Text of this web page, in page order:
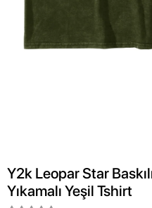
Y2k Leopar Star
Yıkamalı Yeşil Tshirt